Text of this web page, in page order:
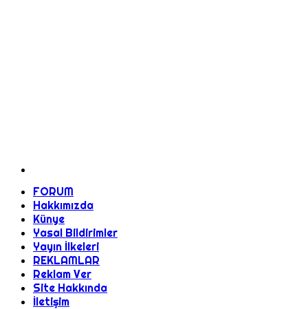
FORUM
Hakkımızda
Künye
Yasal Bildirimler
Yayın İlkeleri
REKLAMLAR
Reklam Ver
Site Hakkında
İletişim